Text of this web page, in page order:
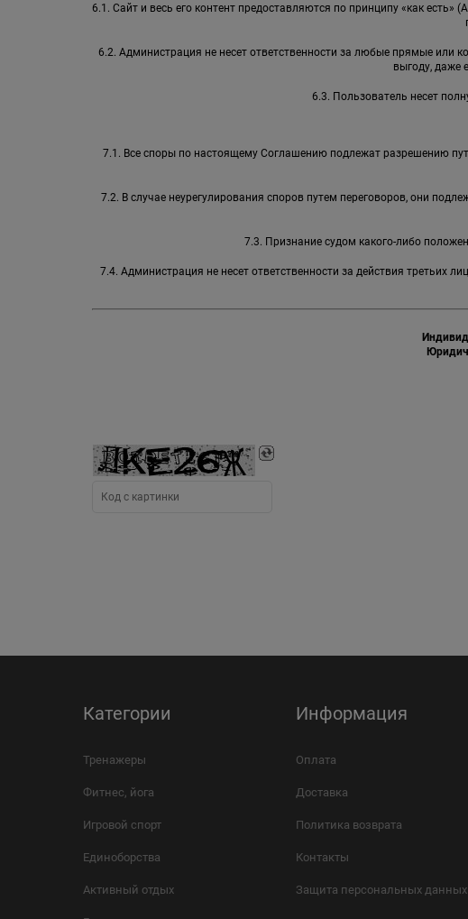
6.1. Сайт и весь его контент предоставляются по принципу «как
6.2. Администрация не несет ответственности за любые прямые или
выгоду, даже
6.3. Пользователь несет
7.1. Все споры по настоящему Соглашению подлежат разрешению
7.2. В случае неурегулирования споров путем переговоров, они
7.3. Признание судом какого-либо
7.4. Администрация не несет ответственности за действия третьих
Категории
Тренажеры
Фитнес, йога
Игровой спорт
Единоборства
Активный отдых
Информация
Оплата
Доставка
Политика возврата
Контакты
Защита персональных данных